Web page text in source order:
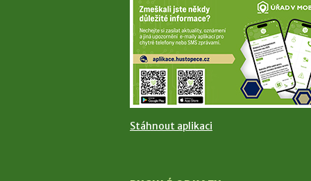
Stáhnout aplikaci